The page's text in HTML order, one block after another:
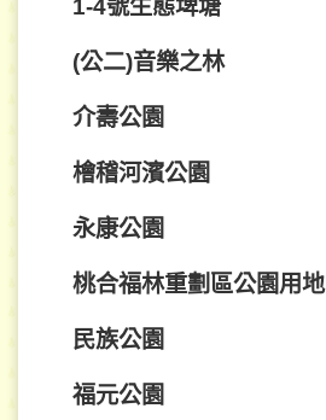
1-4號生態埤塘
(公二)音樂之林
介壽公園
檜稽河濱公園
永康公園
桃合福林重劃區公園用地
民族公園
福元公園